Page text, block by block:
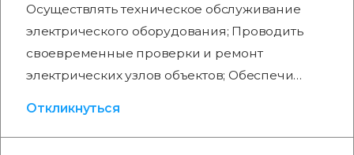
Осуществлять техническое обслуживание
электрического оборудования; Проводить
своевременные проверки и ремонт
электрических узлов объектов; Обеспечи…
Откликнуться